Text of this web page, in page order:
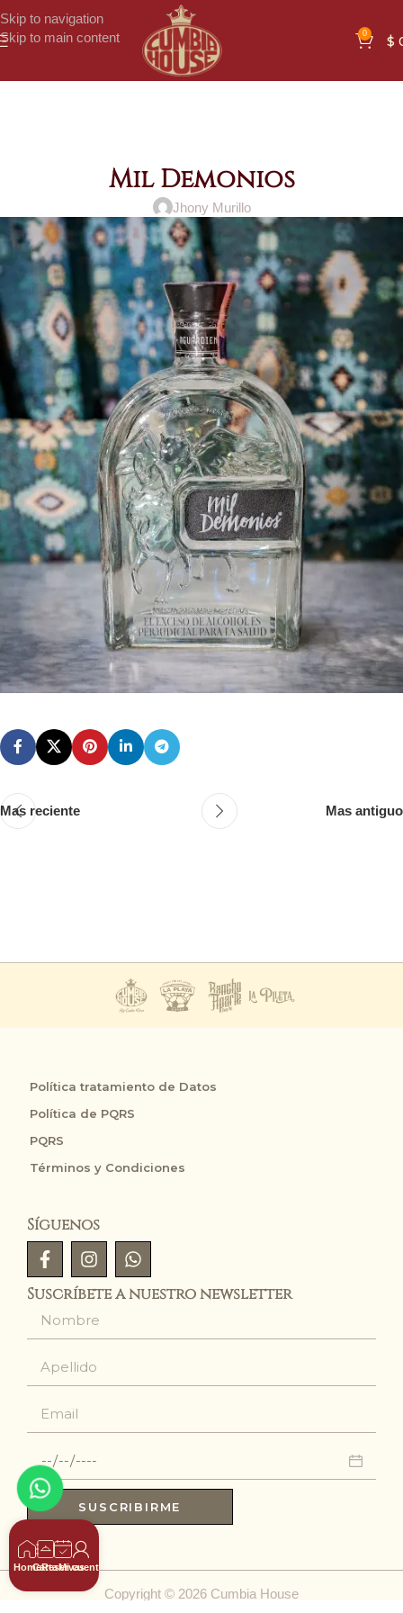
Skip to navigation
Skip to main content
0 $
Mil Demonios
Jhony Murillo
Mas reciente Mas antiguo
Política tratamiento de Datos
Política de PQRS
PQRS
Términos y Condiciones
Síguenos
Suscríbete a nuestro newsletter
SUSCRIBIRME
Copyright © 2026 Cumbia House
HomeCarta
Reservas
Mi cuenta